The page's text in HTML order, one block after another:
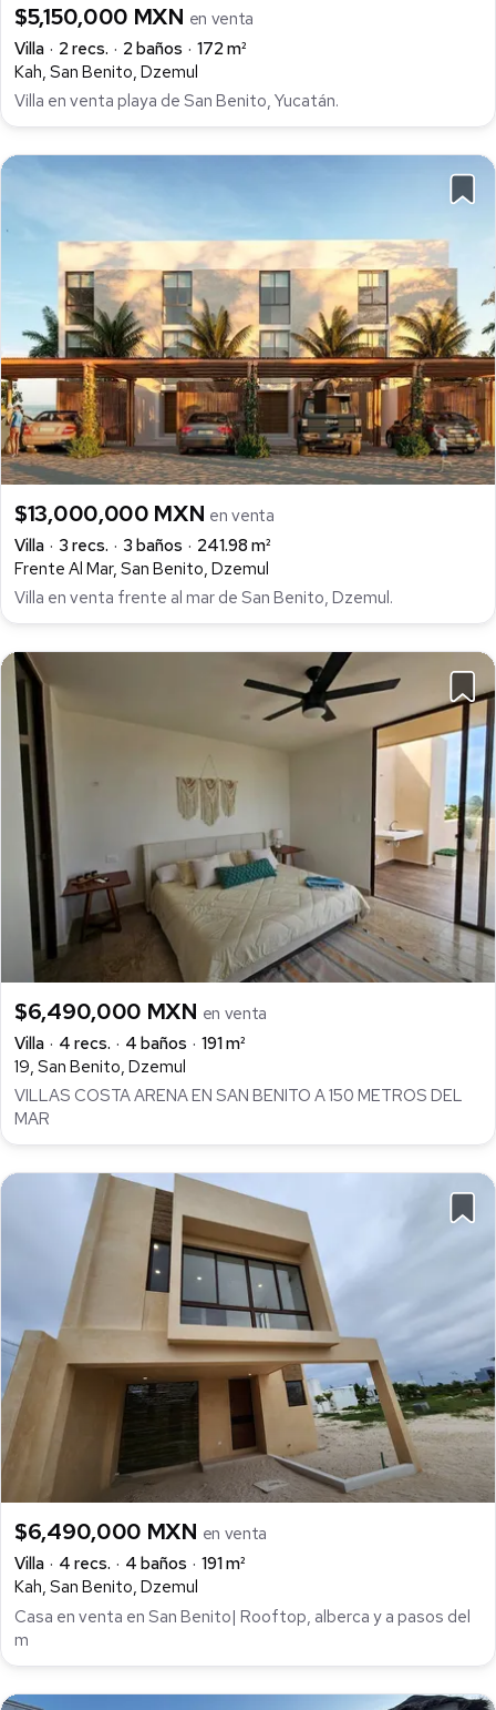
$5,150,000 MXN en venta
Villa
2 recs. 2 baños
172 m²
Kah, San Benito, Dzemul
Villa en venta playa de San Benito, Yucatán.
$13,000,000 MXN en venta
Villa
3 recs. 3 baños
241.98 m²
Frente Al Mar, San Benito, Dzemul
Villa en venta frente al mar de San Benito, Dzemul.
$6,490,000 MXN en venta
Villa
4 recs. 4 baños
191 m²
19, San Benito, Dzemul
VILLAS COSTA ARENA EN SAN BENITO A 150 METROS DEL
MAR
$6,490,000 MXN en venta
Villa
4 recs. 4 baños
191 m²
Kah, San Benito, Dzemul
Casa en venta en San Benito| Rooftop, alberca y a pasos del
m